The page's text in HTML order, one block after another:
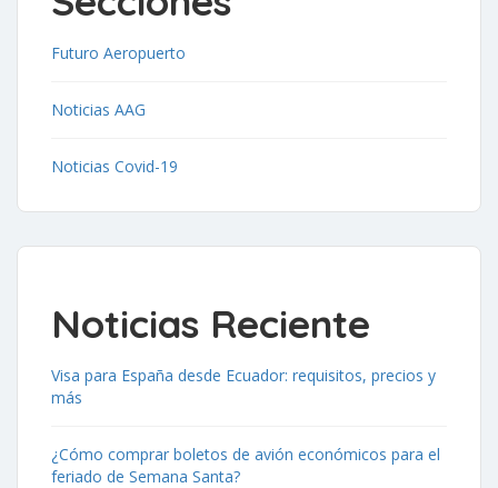
Futuro Aeropuerto
Noticias AAG
Noticias Covid-19
Noticias Reciente
Visa para España desde Ecuador: requisitos, precios y
más
¿Cómo comprar boletos de avión económicos para el
feriado de Semana Santa?